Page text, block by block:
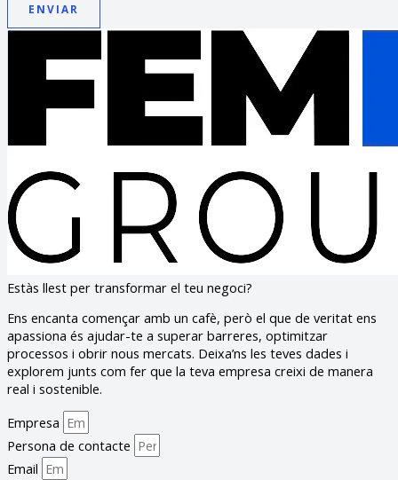
ENVIAR
Estàs llest per transformar el teu negoci?
Ens encanta començar amb un cafè, però el que de veritat ens
apassiona és ajudar-te a superar barreres, optimitzar
processos i obrir nous mercats. Deixa’ns les teves dades i
explorem junts com fer que la teva empresa creixi de manera
real i sostenible.
Empresa
Persona de contacte
Email